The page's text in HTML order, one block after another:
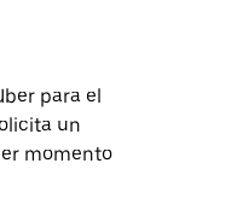
para el
un
momento